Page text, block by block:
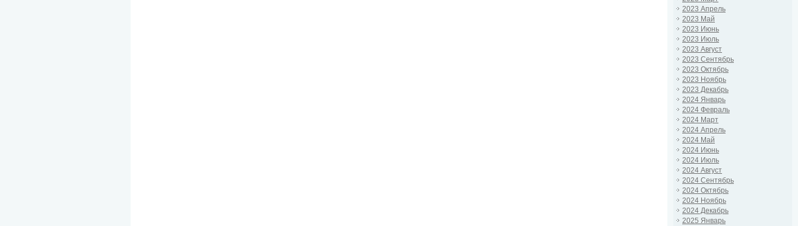
2023 Апрель
2023 Май
2023 Июнь
2023 Июль
2023 Август
2023 Сентябрь
2023 Октябрь
2023 Ноябрь
2023 Декабрь
2024 Январь
2024 Февраль
2024 Март
2024 Апрель
2024 Май
2024 Июнь
2024 Июль
2024 Август
2024 Сентябрь
2024 Октябрь
2024 Ноябрь
2024 Декабрь
2025 Январь